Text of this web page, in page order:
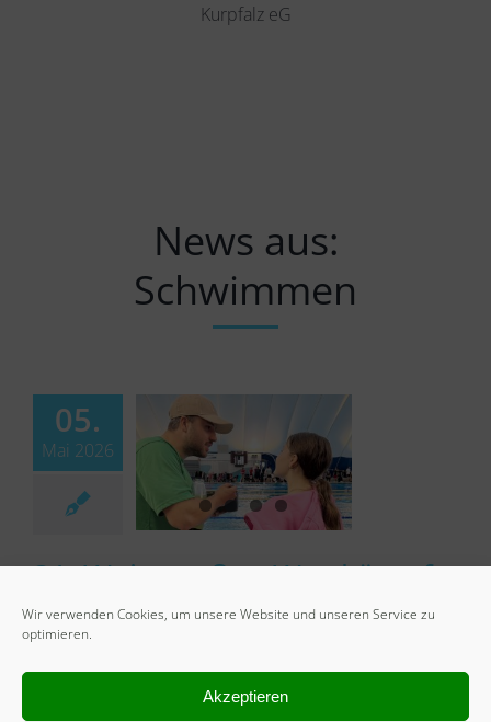
Wir verwenden Cookies, um unsere Website und unseren Service zu
optimieren.
Akzeptieren
Kurpfalz eG
News aus:
Schwimmen
05.
Mai 2026
31. Weinstraßen Wettkämpfe
in Neustadt
Vier Hohensachsener Aktive fuhren am 18. Und 19.